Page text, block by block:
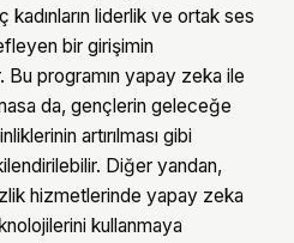
kadınların liderlik ve ortak ses
bir girişimin
programın yapay zeka ile
da, gençlerin geleceğe
artırılması gibi
Diğer yandan,
hizmetlerinde yapay zeka
kullanmaya